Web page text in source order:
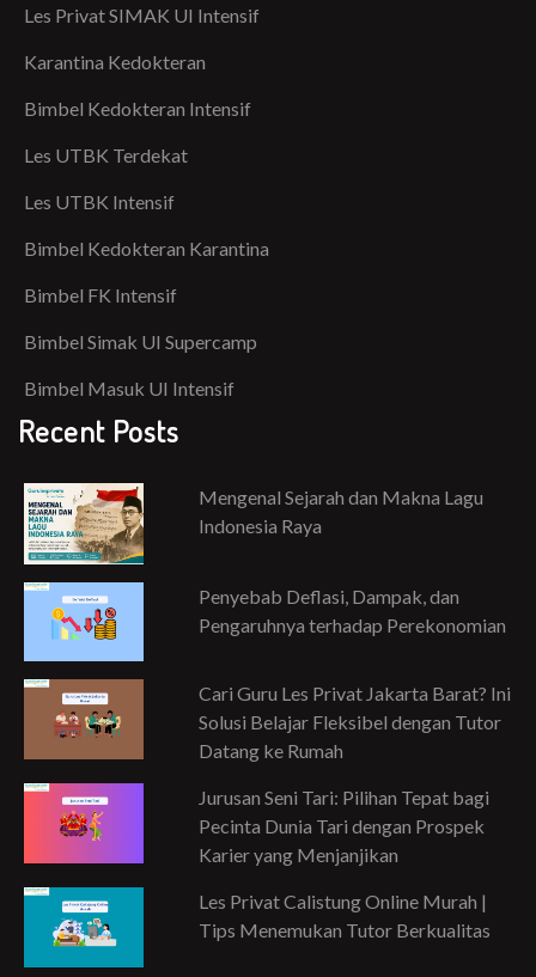
Les Privat SIMAK UI Intensif
Karantina Kedokteran
Bimbel Kedokteran Intensif
Les UTBK Terdekat
Les UTBK Intensif
Bimbel Kedokteran Karantina
Bimbel FK Intensif
Bimbel Simak UI Supercamp
Bimbel Masuk UI Intensif
Recent Posts
Mengenal Sejarah dan Makna Lagu
Indonesia Raya
Penyebab Deflasi, Dampak, dan
Pengaruhnya terhadap Perekonomian
Cari Guru Les Privat Jakarta Barat? Ini
Solusi Belajar Fleksibel dengan Tutor
Datang ke Rumah
Jurusan Seni Tari: Pilihan Tepat bagi
Pecinta Dunia Tari dengan Prospek
Karier yang Menjanjikan
Les Privat Calistung Online Murah |
Tips Menemukan Tutor Berkualitas